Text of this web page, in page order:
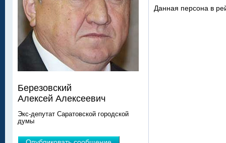
Данная персона в
Березовский
Алексей Алексеевич
Экс-депутат Саратовской городской
думы